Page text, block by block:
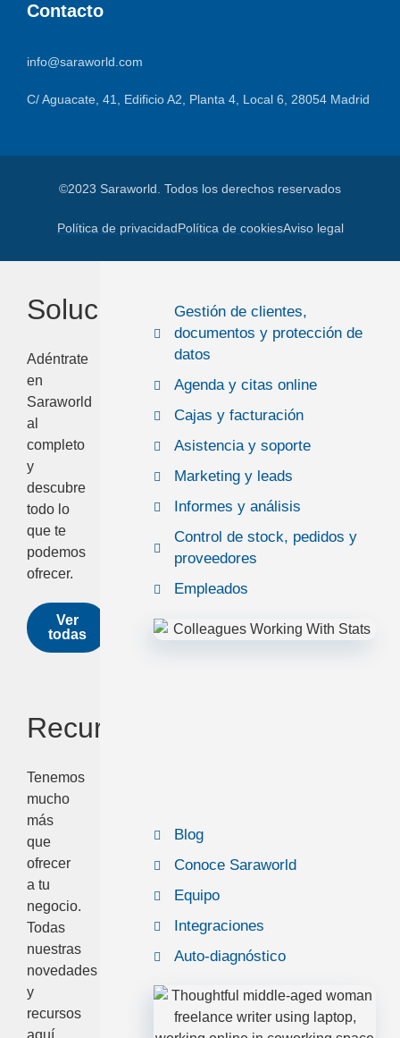
Contacto
info@saraworld.com
C/ Aguacate, 41, Edificio A2, Planta 4, Local 6, 28054 Madrid
©2023 Saraworld. Todos los derechos reservados
Política de privacidadPolítica de cookiesAviso legal
Soluciones
Adéntrate
en
Saraworld
al
completo
y
descubre
todo lo
que te
podemos
ofrecer.
Ver
todas
Gestión de clientes,
documentos y protección de
datos
Agenda y citas online
Cajas y facturación
Asistencia y soporte
Marketing y leads
Informes y análisis
Control de stock, pedidos y
proveedores
Empleados
Recursos
Tenemos
mucho
más
que
ofrecer
a tu
negocio.
Todas
nuestras
novedades
y
recursos
Blog
Conoce Saraworld
Equipo
Integraciones
Auto-diagnóstico